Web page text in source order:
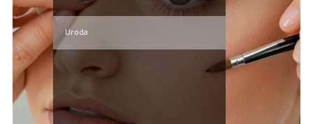
Uroda